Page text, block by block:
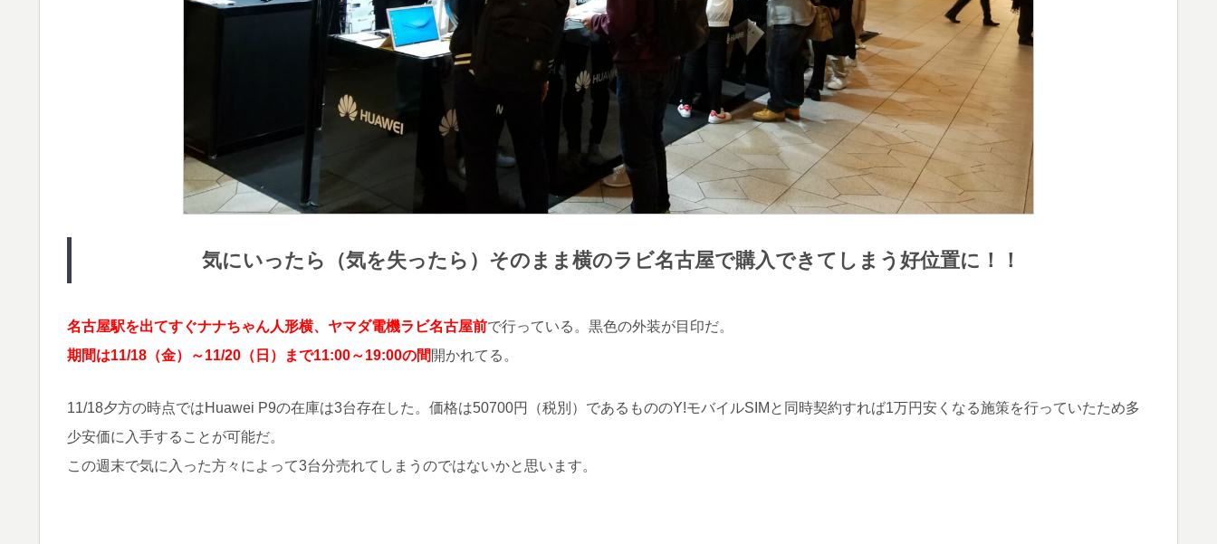
気にいったら（気を失ったら）そのまま横のラビ名古屋で購入できてしまう好位置に！！
名古屋駅を出てすぐナナちゃん人形横、ヤマダ電機ラビ名古屋前で行っている。黒色の外装が目印だ。
期間は11/18（金）～11/20（日）まで11:00～19:00の間 開かれてる。
11/18夕方の時点ではHuawei P9の在庫は3台存在した。価格は50700円（税別）であるもののY!モバイルSIMと同時契約すれば1万円安くなる施策を行っていたため多
少安価に入手することが可能だ。
この週末で気に入った方々によって3台分売れてしまうのではないかと思います。